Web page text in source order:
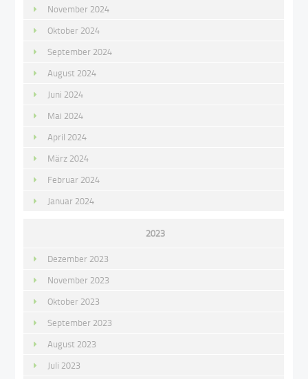
November 2024
Oktober 2024
September 2024
August 2024
Juni 2024
Mai 2024
April 2024
März 2024
Februar 2024
Januar 2024
2023
Dezember 2023
November 2023
Oktober 2023
September 2023
August 2023
Juli 2023